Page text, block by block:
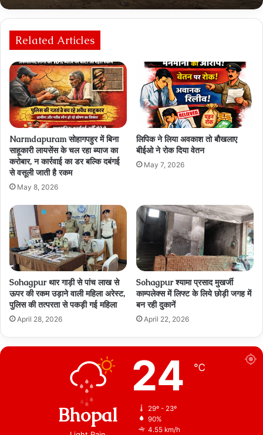
Pipriya रीवा सड़क हादसे में साध्वियों की मौत से शोकाकुल
हुआ जैन समाज
Related Articles
Narmdapuram सोहागपहुर में बिना
साहूकारी लायसेंस के चल रहा ब्‍याज का
करोबार, न कार्रवाई का डर बल्कि दबंगई
से वसूली जाती है रकम
May 8, 2026
लिपिक ने लिया अवकाश तो बौखलाए
बीईओ ने रोक दिया वेतन
May 7, 2026
Sohagpur थार गाड़ी से पांच लाख से
ऊपर की रकम उड़ाने वाली महिला अरेस्ट,
पुलिस की तत्परता से पकड़ी गई महिला
April 28, 2026
Sohagpur श्यामा प्रसाद मुखर्जी
काम्पलेक्स में लिफ्ट के लिये छोड़ी जगह में
बन रही दुकानें
April 22, 2026
Bhopal
24 ℃
29º - 23º
90%
4.55 km/h